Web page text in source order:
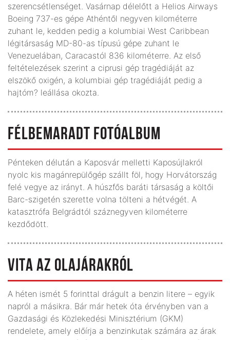
szerencsétlenséget. Vasárnap délelőtt a Helios Airways
Boeing 737-es gépe Athéntől negyven kilométerre
zuhant le, kedden pedig a kolumbiai West Caribbean
légitársaság MD-80-as típusú gépe zuhant le
Venezuelában, Caracastól 836 kilométerre. Az első
feltételezések szerint a ciprusi gép tragédiáját az
elszökő oxigén, a kolumbiai gép tragédiáját pedig a
hajtóm? leállása okozta.
FÉLBEMARADT FOTÓALBUM
Pénteken délután a Kaposvár melletti Kaposújlakról
nyolc kis magánrepülőgép szállt föl, hogy Horvátország
felé vegye az irányt. A húszfős baráti társaság a költői
Barc-szigetén szerette volna tölteni a hétvégét. A
katasztrófa Belgrádtól száznegyven kilométerre
kezdődött.
VITA AZ OLAJÁRAKRÓL
A héten ismét 5 forinttal drágult a benzin litere – egyik
napról a másikra. Bár már hetek óta érvényben van a
Gazdasági és Közlekedési Minisztérium (GKM)
rendelete, amely előírja a benzinkutak számára az árak